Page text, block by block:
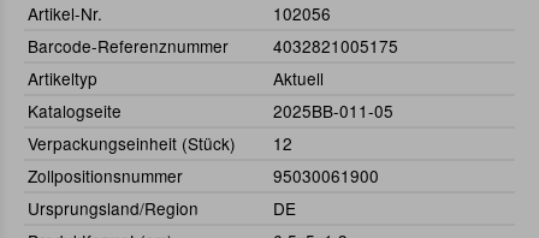
Artikel-Nr.
102056
Barcode-Referenznummer
4032821005175
Artikeltyp
Aktuell
Katalogseite
2025BB-011-05
Verpackungseinheit (Stück)
12
Zollpositionsnummer
95030061900
Ursprungsland/Region
DE